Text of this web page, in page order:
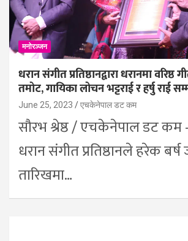
मनोरञ्जन
धरान संगीत प्रतिष्ठानद्वारा धरानमा वरिष्ठ
तमोट, गायिका लोचन भट्टराई र हर्षु राई
June 25, 2023 एचकेनेपाल डट कम
सौरभ श्रेष्ठ / एचकेनेपाल डट कम
धरान संगीत प्रतिष्ठानले हरेक
तारिखमा…